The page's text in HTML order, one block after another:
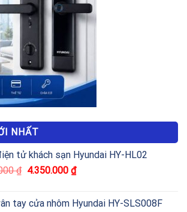
NHẤT
tử khách sạn Hyundai HY-HL02
₫ 4.350.000 ₫
tay cửa nhôm Hyundai HY-SLS008F